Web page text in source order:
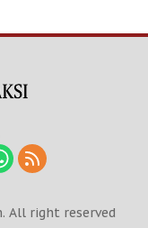
All right reserved